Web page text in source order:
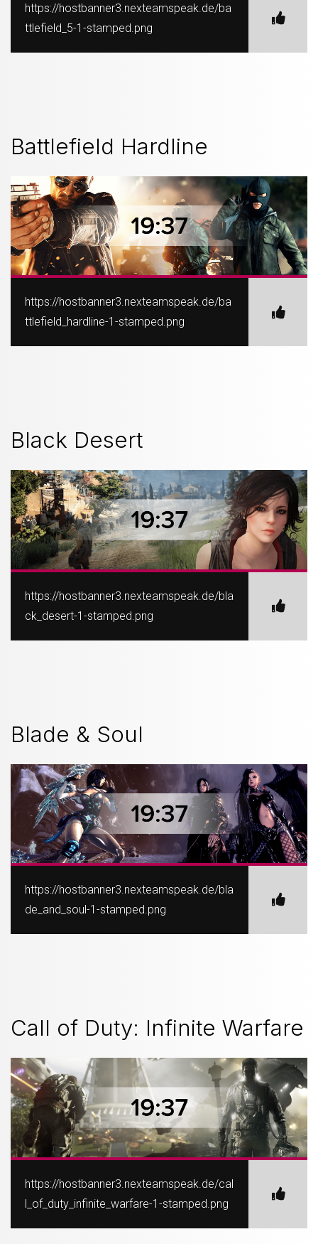
https://hostbanner3.nexteamspeak.de/ba
ttlefield_5-1-stamped.png
Battlefield Hardline
https://hostbanner3.nexteamspeak.de/ba
ttlefield_hardline-1-stamped.png
Black Desert
https://hostbanner3.nexteamspeak.de/bla
ck_desert-1-stamped.png
Blade & Soul
https://hostbanner3.nexteamspeak.de/bla
de_and_soul-1-stamped.png
Call of Duty: Infinite Warfare
https://hostbanner3.nexteamspeak.de/cal
l_of_duty_infinite_warfare-1-stamped.png